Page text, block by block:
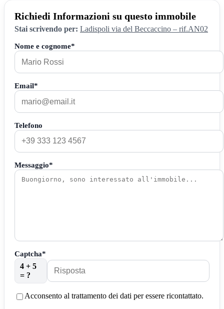
Richiedi Informazioni su questo immobile
Stai scrivendo per: Ladispoli via del Beccaccino – rif.AN02
Nome e cognome*
Email*
Telefono
Messaggio*
Captcha*
4 + 5
= ?
Acconsento al trattamento dei dati per essere ricontattato.